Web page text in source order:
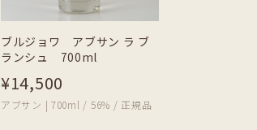
ブルジョワ アブサン ラ ブ
ランシュ 700ml
¥14,500
アブサン | 700ml / 56% / 正規品